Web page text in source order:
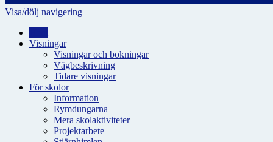
Visa/dölj navigering
Visningar
Visningar och bokningar
Vägbeskrivning
Tidare visningar
För skolor
Information
Rymdungarna
Mera skolaktiviteter
Projektarbete